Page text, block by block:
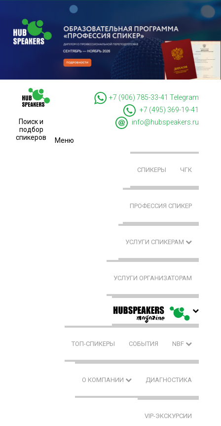
Поиск и
подбор
спикеров
+7 (906) 785-33-41
Telegram
+7 (495) 369-19-41
info@hubspeakers.ru
Меню
СПИКЕРЫ ЧГК
ПРОФЕССИЯ СПИКЕР
УСЛУГИ СПИКЕРАМ
УСЛУГИ ОРГАНИЗАТОРАМ
ТОП-СПИКЕРЫ СОБЫТИЯ NBF
О КОМПАНИИ ДИАГНОСТИКА
VIP-ЭКСКУРСИИ